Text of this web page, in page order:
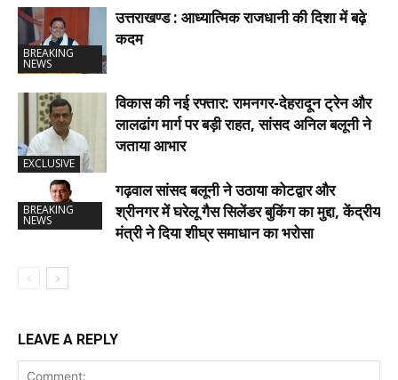
BREAKING
NEWS
उत्तराखण्ड : आध्यात्मिक राजधानी की दिशा में बढ़े
कदम
EXCLUSIVE
विकास की नई रफ्तार: रामनगर-देहरादून ट्रेन और
लालढांग मार्ग पर बड़ी राहत, सांसद अनिल बलूनी ने
जताया आभार
BREAKING
NEWS
गढ़वाल सांसद बलूनी ने उठाया कोटद्वार और
श्रीनगर में घरेलू गैस सिलेंडर बुकिंग का मुद्दा, केंद्रीय
मंत्री ने दिया शीघ्र समाधान का भरोसा
LEAVE A REPLY